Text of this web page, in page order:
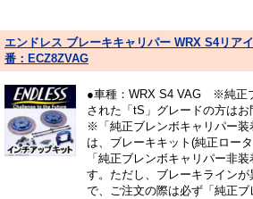
エンドレス ブレーキキャリパー WRX S4リア
番：ECZ8ZVAG
●車種：WRX S4 VAG ※純正
された「tS」グレードの方はお
※「純正ブレンボキャリパー装
は、ブレーキキット(純正ロー
「純正ブレンボキャリパー非
す。ただし、ブレーキライン
で、ご注文の際は必ず「純正